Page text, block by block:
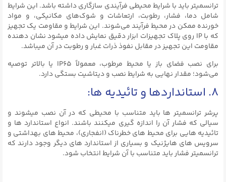
ترانسمیتر باید با شرایط محیطی فرآیندی سازگاری داشته باشد. این شرایط
شامل دما، فشار، رطوبت، ارتعاشات و شوک‌های مکانیکی، و مواد
خورنده ممکن در محیط فرآیند می‌شوند. این شرایط و مقاومت یک تجهیز
که با IP روی پلاک تجهیزات ابزار دقیق نمایش داده میشود نشان دهنده
مقاومت این تجهیز در مقابل نفوذ ذرات غبار و رطوبت در آن میباشد.
برای نصب فضای باز یا محیط مرطوب، معمولاً IP65 یا بالاتر توصیه
می‌شود؛ مقدار نهایی به شرایط نصب و دیتاشیت بستگی دارد.
۸. استانداردها و تائیدیه ها:
پرشر ترانسمیتر ها باید متناسب با محیطی که در آن نصب میشوند و
سیالی که فشار آن را اندازه گیری میکنند باشند. انواع استاندارد ها و
تائیدیه هایی برای محیط های خطرناک (انفجاری)، محیط های بهداشتی و
سرویس های هایژنیک و بسیاری از استاندارد های دیگر وجود دارند که
ترانسمیتر فشار باید متناسب با آن شرایط انتخاب شود.